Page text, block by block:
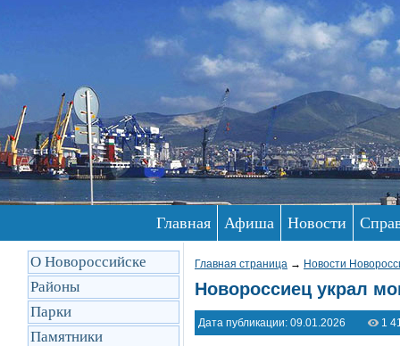
Главная Афиша Новости
О Новороссийске
Районы
Парки
Памятники
Главная страница → Новости
Новороссиец украл
Дата публикации: 09.01.2026 1